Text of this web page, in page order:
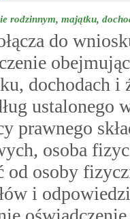
rodzinnym, majątku,
do
dochodach i
prawnego
osoba
od osoby
i